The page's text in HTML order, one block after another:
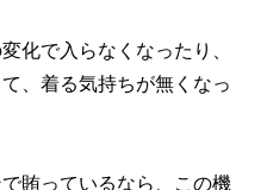
化で入らなくなったり、
、着る気持ちが無くなっ
賄っているなら、この機